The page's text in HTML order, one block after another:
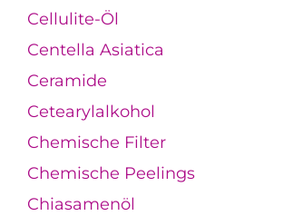
Cellulite-Öl
Centella Asiatica
Ceramide
Cetearylalkohol
Chemische Filter
Chemische Peelings
Chiasamenöl